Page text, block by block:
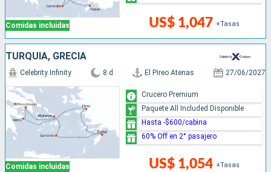
Comidas incluidas US$ 1,047 +Tasas
TURQUÍA, GRECIA
Comidas incluidas
Celebrity Infinity 8 d El Pireo Atenas 27/06/2027
US$ 1,054 +Tasas
Crucero Premium
Paquete All Included Disponible
Hasta -$600/cabina
60% Off en 2° pasajero